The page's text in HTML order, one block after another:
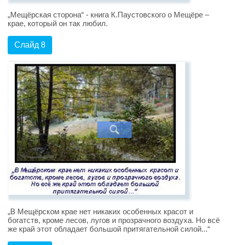
„Мещёрская сторона“ - книга К.Паустовского о Мещёре –
крае, который он так любил.
Слайд 8
„В Мещёрском крае нет никаких особенных красот и
богатств, кроме лесов, лугов и прозрачного воздуха. Но всё
же край этот обладает большой притягательной силой...“